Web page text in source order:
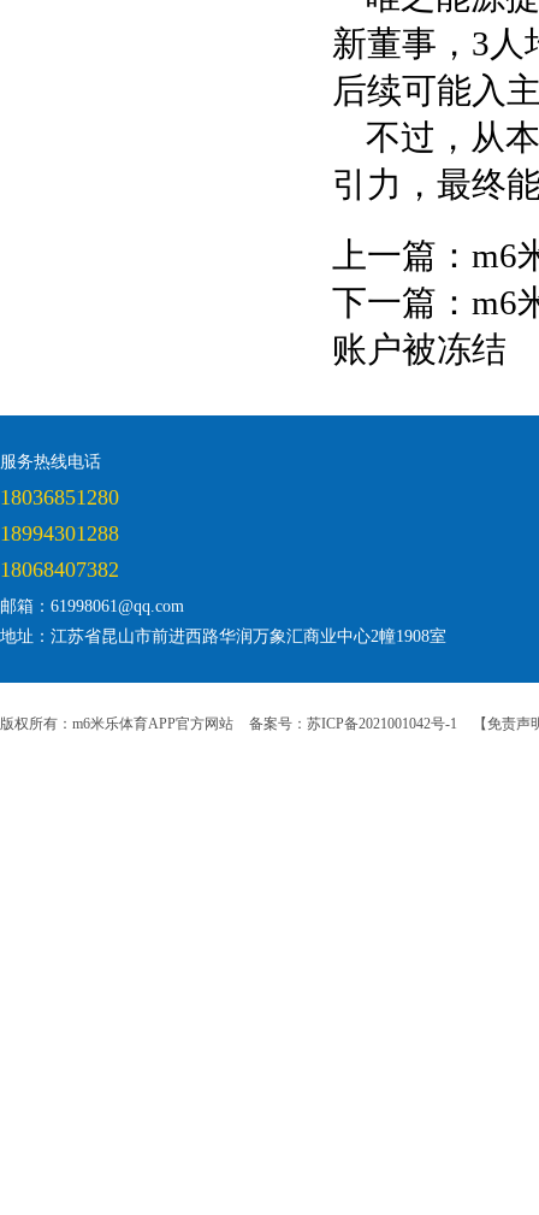
新董事，3人
后续可能入
不过，从
引力，最终
上一篇： m6
下一篇： m6
账户被冻结
服务热线电话
18036851280
18994301288
18068407382
邮箱：61998061@qq.com
地址：江苏省昆山市前进西路华润万象汇商业中心2幢1908室
版权所有：m6米乐体育APP官方网站 备案号：苏ICP备2021001042号-1 【免责声